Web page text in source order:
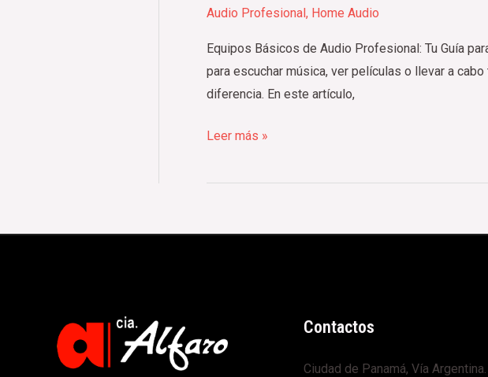
Audio Profesional, Home Audio
Equipos Básicos de Audio Profesional: Tu Guía
para escuchar música, ver películas o llevar a
diferencia. En este artículo,
Leer más »
Contactos
Ciudad de Panamá, Vía Argentina.